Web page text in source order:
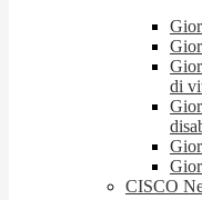
di
CISCO